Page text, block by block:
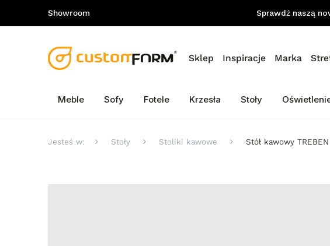
Showroom Sprawdź naszą
Sklep Inspiracje Marka
Meble Sofy Fotele Krzesła Stoły
Jesteś w: Stoły Stoliki kawowe Stół kawowy